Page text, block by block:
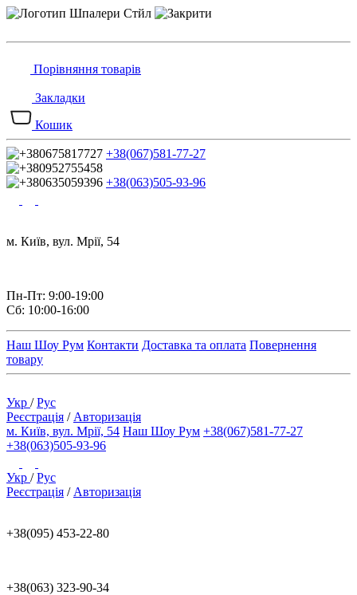
Порівняння товарів
Закладки
Кошик
+38(067)581-77-27
+38(063)505-93-96
м. Київ, вул. Мрії, 54
Пн-Пт: 9:00-19:00
Сб: 10:00-16:00
Наш Шоу Рум Контакти Доставка та оплата Повернення
товару
Укр /Рус
Реєстрація / Авторизація
м. Київ, вул. Мрії, 54 Наш Шоу Рум +38(067)581-77-27
+38(063)505-93-96
Укр /Рус
Реєстрація / Авторизація
+38(095) 453-22-80
+38(063) 323-90-34